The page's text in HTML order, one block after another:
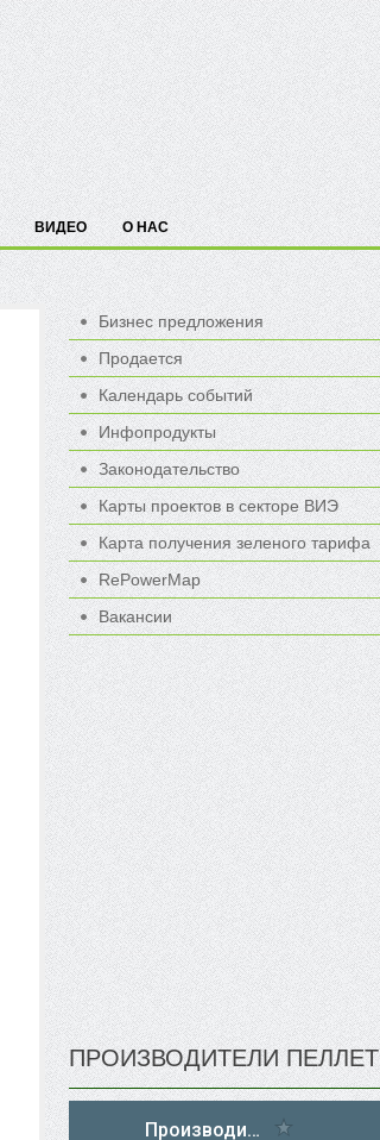
ВИДЕО О НАС
Бизнес предложения
Продается
Календарь событий
Инфопродукты
Законодательство
Карты проектов в секторе ВИЭ
Карта получения зеленого тарифа
RePowerMap
Вакансии
ПРОИЗВОДИТЕЛИ ПЕЛЛЕТ